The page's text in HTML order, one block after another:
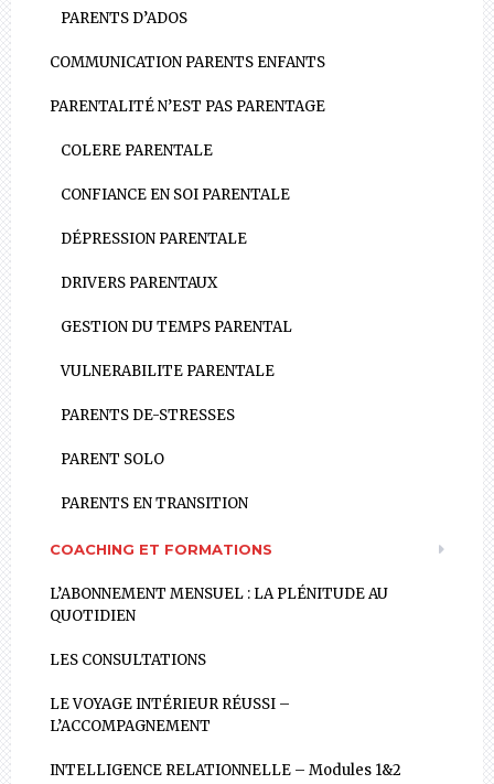
PARENTS D’ADOS
COMMUNICATION PARENTS ENFANTS
PARENTALITÉ N’EST PAS PARENTAGE
COLERE PARENTALE
CONFIANCE EN SOI PARENTALE
DÉPRESSION PARENTALE
DRIVERS PARENTAUX
GESTION DU TEMPS PARENTAL
VULNERABILITE PARENTALE
PARENTS DE-STRESSES
PARENT SOLO
PARENTS EN TRANSITION
COACHING ET FORMATIONS
L’ABONNEMENT MENSUEL : LA PLÉNITUDE AU
QUOTIDIEN
LES CONSULTATIONS
LE VOYAGE INTÉRIEUR RÉUSSI –
L’ACCOMPAGNEMENT
INTELLIGENCE RELATIONNELLE – Modules 1&2